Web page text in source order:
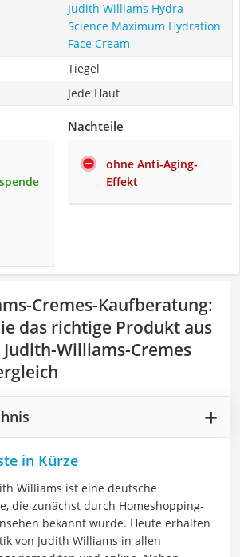
Judith Williams Hydra
Science Maximum Hydration
Face Cream
Tiegel
Jede Haut
Nachteile
ohne Anti-Aging-
Effekt
Cremes-Kaufberatung:
das richtige Produkt aus
Williams-Cremes
in Kürze
Williams ist eine deutsche
die zunächst durch Homeshopping-
bekannt wurde. Heute erhalten
von Judith Williams in allen